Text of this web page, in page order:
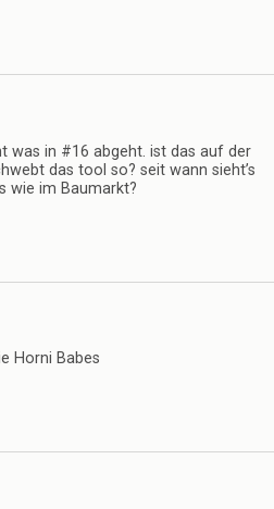
was in #16 abgeht. ist das auf der
das tool so? seit wann sieht’s
wie im Baumarkt?
Horni Babes